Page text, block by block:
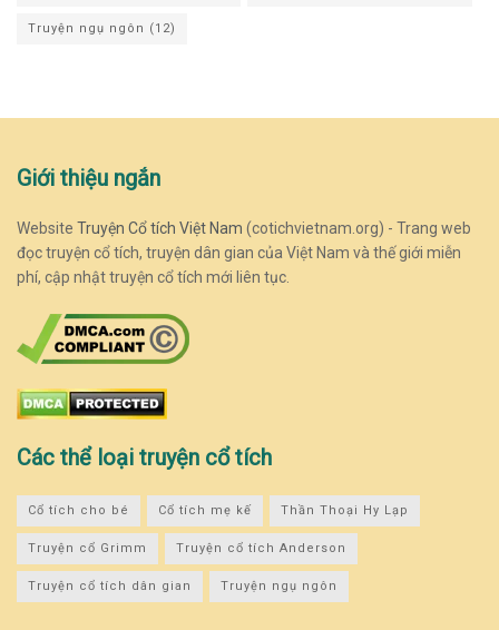
Truyện ngụ ngôn (12)
Giới thiệu ngắn
Website Truyện Cổ tích Việt Nam (cotichvietnam.org) - Trang web
đọc truyện cổ tích, truyện dân gian của Việt Nam và thế giới miễn
phí, cập nhật truyện cổ tích mới liên tục.
Các thể loại truyện cổ tích
Cổ tích cho bé Cổ tích mẹ kế Thần Thoại Hy Lạp
Truyện cổ Grimm Truyện cổ tích Anderson
Truyện cổ tích dân gian Truyện ngụ ngôn